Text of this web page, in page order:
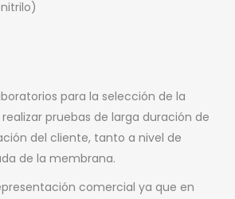
para la selección de la
pruebas de larga duración de
del cliente, tanto a nivel de
de la membrana.
comercial ya que en